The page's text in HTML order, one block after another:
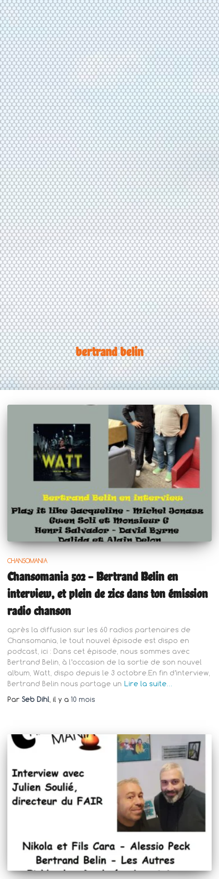
bertrand belin
CHANSOMANIA
Chansomania 502 – Bertrand Belin en
interview, et plein de zics dans ton émission
radio chanson
après la diffusion sur les 60 radios partenaires de
Chansomania, le tout nouvel épisode est dispo en
podcast, ici : Dans cet épisode, nous sommes avec
Bertrand Belin, à l’occasion de la sortie de son nouvel
album, Watt, dispo depuis le 3 octobre.En fin d’interview,
Bertrand Belin nous partage un Lire la suite…
Par Seb Dihl , il y a 10 mois